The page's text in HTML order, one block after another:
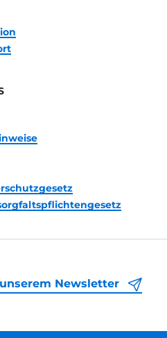
Newsletter